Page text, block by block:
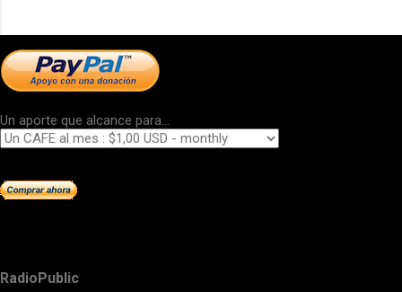
Un aporte que alcance para...
RadioPublic